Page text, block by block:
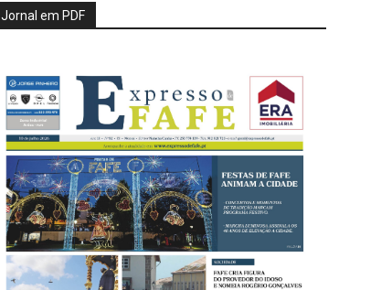
Jornal em PDF